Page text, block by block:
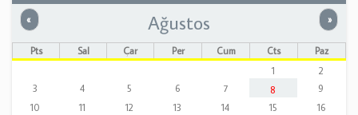
« Önceki »
Ağustos
Pts Sal Çar Per Cum Cts
Paz
1
2
3
4 5 6 7 8
9
10
11 12 13 14 15
16